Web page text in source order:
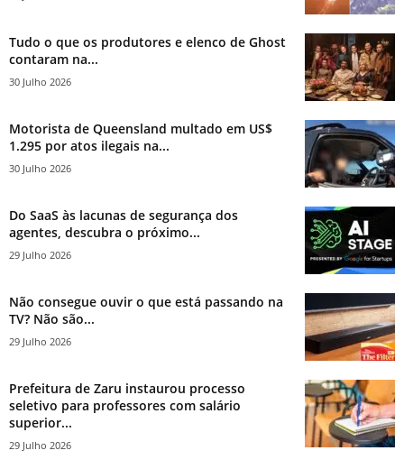
Tudo o que os produtores e elenco de Ghost
contaram na...
30 Julho 2026
Motorista de Queensland multado em US$
1.295 por atos ilegais na...
30 Julho 2026
Do SaaS às lacunas de segurança dos
agentes, descubra o próximo...
29 Julho 2026
Não consegue ouvir o que está passando na
TV? Não são...
29 Julho 2026
Prefeitura de Zaru instaurou processo
seletivo para professores com salário
superior...
29 Julho 2026